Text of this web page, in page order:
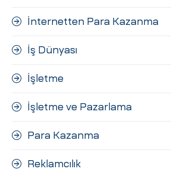
İnternetten Para Kazanma
İş Dünyası
İşletme
İşletme ve Pazarlama
Para Kazanma
Reklamcılık